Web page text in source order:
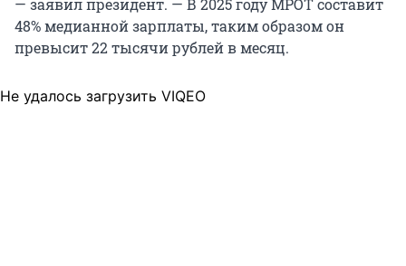
48% медианной зарплаты, таким образом он
превысит 22 тысячи рублей в месяц.
Не удалось загрузить VIQEO